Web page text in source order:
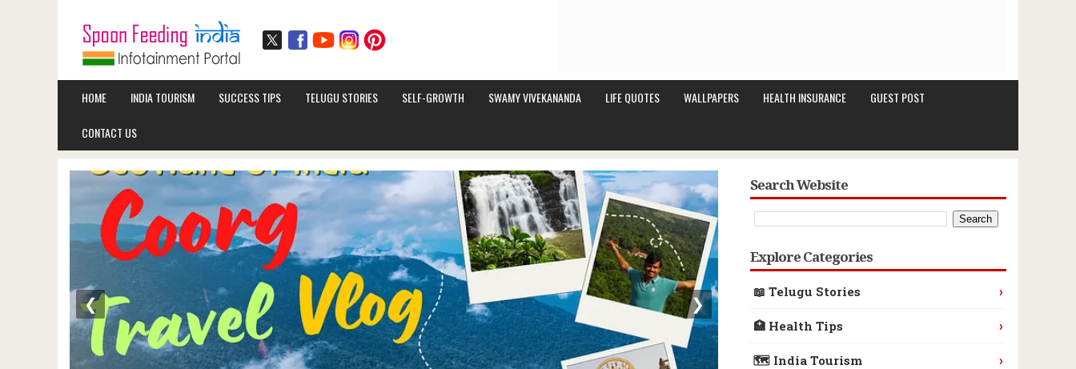
HOME INDIA TOURISM SUCCESS TIPS TELUGU STORIES SELF-GROWTH SWAMY VIVEKANANDA LIFE QUOTES WALLPAPERS HEALTH INSURANCE GUEST POST
CONTACT US
❮ ❯
Search Website
Explore Categories
📖 Telugu Stories ›
🏥 Health Tips ›
🗺️ India Tourism ›